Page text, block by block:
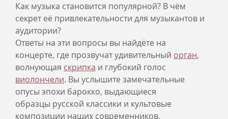
Как музыка становится популярной? В чём
секрет её привлекательности для музыкантов и
аудитории?
Ответы на эти вопросы вы найдёте на
концерте, где прозвучат удивительный орган,
волнующая скрипка и глубокий голос
виолончели. Вы услышите замечательные
опусы эпохи барокко, выдающиеся
образцы русской классики и культовые
композиции наших современников.